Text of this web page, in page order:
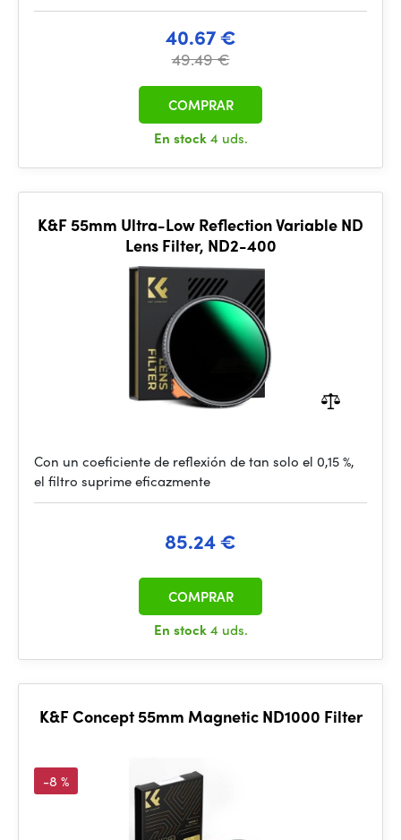
40.67 €
49.49 €
En stock4 uds.
COMPRAR
K&F 55mm Ultra-Low Reflection Variable ND
Lens Filter, ND2-400
Con un coeficiente de reflexión de tan solo el 0,15 %,
el filtro suprime eficazmente
85.24 €
En stock4 uds.
COMPRAR
K&F Concept 55mm Magnetic ND1000 Filter
-8 %